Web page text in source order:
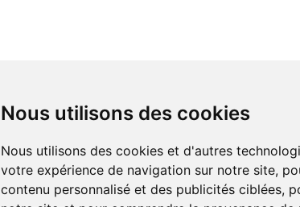
Nous utilisons des cookies
Nous utilisons des cookies et d'autres technologies de suivi pour améliorer
votre expérience de navigation sur notre site,
contenu personnalisé et des publicités ciblées,